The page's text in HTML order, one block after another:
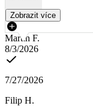
Zobrazit více
Martin F.
8/3/2026
7/27/2026
Filip H.